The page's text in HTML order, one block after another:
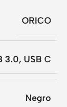
ORICO
3.0, USB C
Negro